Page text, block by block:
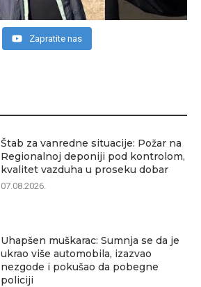
Štab za vanredne situacije: Požar na
Regionalnoj deponiji pod kontrolom,
kvalitet vazduha u proseku dobar
07.08.2026.
Uhapšen muškarac: Sumnja se da je
ukrao više automobila, izazvao
nezgode i pokušao da pobegne
policiji
Zapratite nas